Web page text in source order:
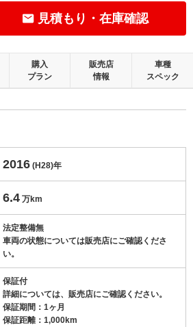
見積もり・在庫確認
購入
プラン
販売店
情報
車種
スペック
2016 (H28)年
6.4 万km
法定整備無
車両の状態については販売店にご確認くださ
い。
保証付
詳細については、販売店にご確認ください。
保証期間：1ヶ月
保証距離：1,000km